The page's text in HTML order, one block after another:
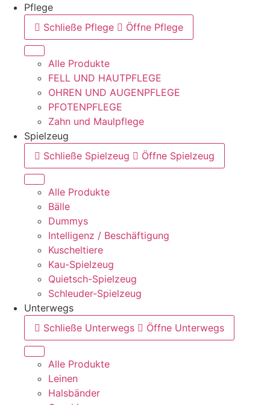
Pflege
Schließe Pflege
Öffne Pflege
Alle Produkte
FELL UND HAUTPFLEGE
OHREN UND AUGENPFLEGE
PFOTENPFLEGE
Zahn und Maulpflege
Spielzeug
Schließe Spielzeug
Öffne Spielzeug
Alle Produkte
Bälle
Dummys
Intelligenz / Beschäftigung
Kuscheltiere
Kau-Spielzeug
Quietsch-Spielzeug
Schleuder-Spielzeug
Unterwegs
Schließe Unterwegs
Öffne Unterwegs
Alle Produkte
Leinen
Halsbänder